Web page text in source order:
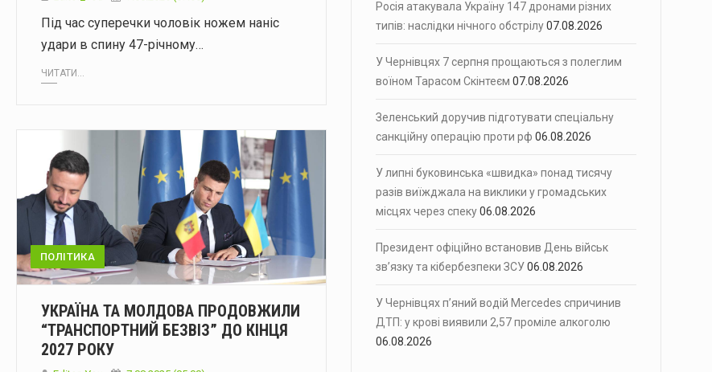
Під час суперечки чоловік ножем наніс
удари в спину 47-річному…
ЧИТАТИ...
ПОЛІТИКА
УКРАЇНА ТА МОЛДОВА ПРОДОВЖИЛИ
“ТРАНСПОРТНИЙ БЕЗВІЗ” ДО КІНЦЯ
2027 РОКУ
Росія атакувала Україну 147 дронами різних
типів: наслідки нічного обстрілу07.08.2026
У Чернівцях 7 серпня прощаються з полеглим
воїном Тарасом Скінтеєм 07.08.2026
Зеленський доручив підготувати спеціальну
санкційну операцію проти рф 06.08.2026
У липні буковинська «швидка» понад тисячу
разів виїжджала на виклики у громадських
місцях через спеку06.08.2026
Президент офіційно встановив День військ
зв’язку та кібербезпеки ЗСУ06.08.2026
У Чернівцях п’яний водій Mercedes спричинив
ДТП: у крові виявили 2,57 проміле алкоголю
06.08.2026